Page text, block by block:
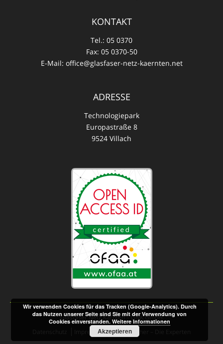
KONTAKT
Tel.: 05 0370
Fax: 05 0370-50
E-Mail: office@glasfaser-netz-kaernten.net
ADRESSE
Technologiepark
Europastraße 8
9524 Villach
Glasfaser Netz Kärnten – GNK GmbH
Impressum © Seebacher – Die Experten
Wir verwenden Cookies für das Tracken (Google-Analytics). Durch
das Nutzen unserer Seite sind Sie mit der Verwendung von
Cookies einverstanden.Weitere Informationen
Akzeptieren